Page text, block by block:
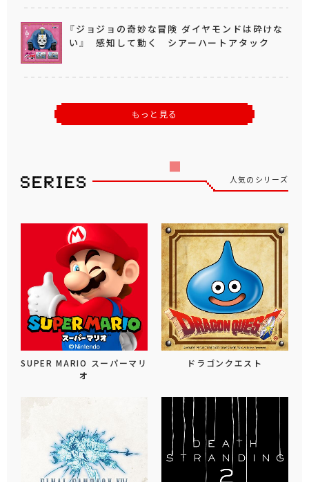
『ジョジョの奇妙な冒険 ダイヤモンドは砕けな
い』 感知して動く シアーハートアタック
もっと見る
人気のシリーズ
SUPER MARIO スーパーマリ
オ
ドラゴンクエスト